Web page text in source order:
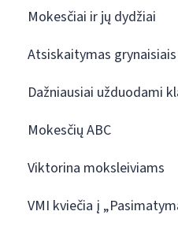
Mokesčiai ir jų dydžiai
Atsiskaitymas
Dažniausiai užduodami
Mokesčių ABC
Viktorina moksleiviams
VMI kviečia į